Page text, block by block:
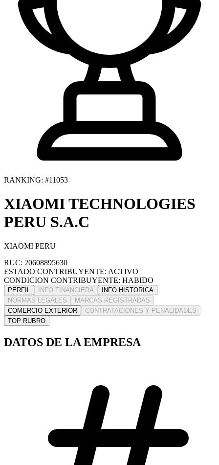
RANKING: #11053
XIAOMI TECHNOLOGIES
PERU S.A.C
XIAOMI PERU
RUC: 20608895630
ESTADO CONTRIBUYENTE: ACTIVO
CONDICION CONTRIBUYENTE: HABIDO
PERFIL INFO FINANCIERA
INFO HISTORICA
NORMAS LEGALES
MARCAS REGISTRADAS
COMERCIO EXTERIOR
CONTRATACIONES Y PENALIDADES
TOP RUBRO
DATOS DE LA EMPRESA